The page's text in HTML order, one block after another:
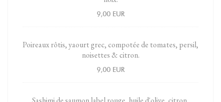
9,00 EUR
Poireaux rôtis, yaourt grec, compotée de tomates, persil,
noisettes & citron.
9,00 EUR